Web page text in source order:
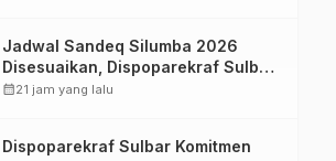
Jadwal Sandeq Silumba 2026
Disesuaikan, Dispoparekraf Sulbar
Pastikan Persiapan Tetap
calendar_month21 jam yang lalu
Dispoparekraf Sulbar Komitmen